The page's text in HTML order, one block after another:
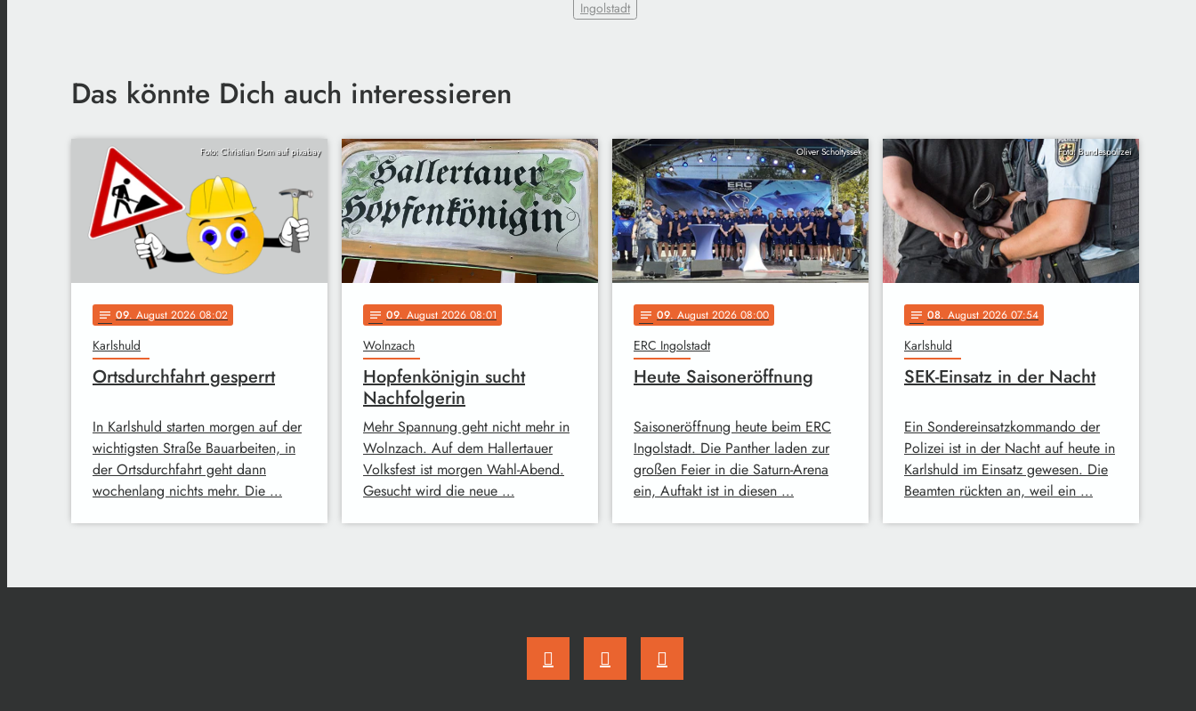
Ingolstadt
Das könnte Dich auch interessieren
Foto: Christian Dorn auf pixabay
notes 09. August 2026 08:02
Karlshuld
Ortsdurchfahrt gesperrt
In Karlshuld starten morgen auf der
wichtigsten Straße Bauarbeiten, in
der Ortsdurchfahrt geht dann
wochenlang nichts mehr. Die …
notes 09. August 2026 08:01
Wolnzach
Hopfenkönigin sucht
Nachfolgerin
Mehr Spannung geht nicht mehr in
Wolnzach. Auf dem Hallertauer
Volksfest ist morgen Wahl-Abend.
Gesucht wird die neue …
Oliver Scholtyssek
notes 09. August 2026 08:00
ERC Ingolstadt
Heute Saisoneröffnung
Saisoneröffnung heute beim ERC
Ingolstadt. Die Panther laden zur
großen Feier in die Saturn-Arena
ein, Auftakt ist in diesen …
Foto: Bundespolizei
notes 08. August 2026 07:54
Karlshuld
SEK-Einsatz in der Nacht
Ein Sondereinsatzkommando der
Polizei ist in der Nacht auf heute in
Karlshuld im Einsatz gewesen. Die
Beamten rückten an, weil ein …